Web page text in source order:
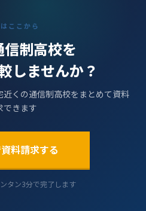
ここから
制高校を
しませんか？
くの通信制高校をまとめて資料
できます
料請求する
タン3分で完了します